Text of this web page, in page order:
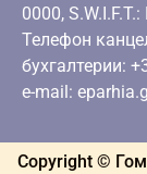
0000,
Телефон
бухгалтерии:
e-mail:
Copyright ©